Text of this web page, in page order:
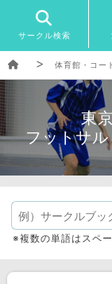
サークル検索
体育館・コー
東
フットサ
※複数の単語はスペ